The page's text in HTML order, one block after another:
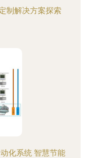
制解决方案探索
化系统 智慧节能